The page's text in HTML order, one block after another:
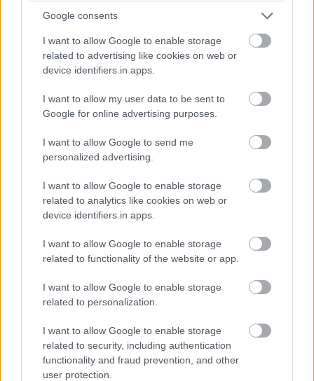
Google consents
I want to allow Google to enable storage
related to advertising like cookies on web or
device identifiers in apps.
I want to allow my user data to be sent to
Google for online advertising purposes.
I want to allow Google to send me
personalized advertising.
I want to allow Google to enable storage
related to analytics like cookies on web or
device identifiers in apps.
I want to allow Google to enable storage
related to functionality of the website or app.
I want to allow Google to enable storage
related to personalization.
I want to allow Google to enable storage
related to security, including authentication
functionality and fraud prevention, and other
user protection.
balatoni kardioösvény (X)
4 és egy 8 km-es egészségügyi tanösvény nyílt
Balatonalmádiban.
#trump mobil #okostelefon
#android
Ezeket a Kindle e-
könyvolvasókat többé nem
támogatja az Amazon
Kedvencekhez
Erdős Márton| 2026 május 20. 15:30